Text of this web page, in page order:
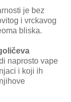
je bez
i vrckavog
bliska.
naprosto vape
i koji ih